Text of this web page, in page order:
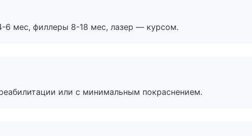
6 мес, филлеры 8-18 мес, лазер — курсом.
или с минимальным покраснением.